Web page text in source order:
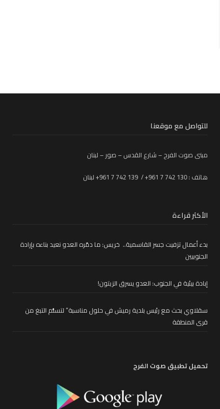
للتواصل مع موقعنا
مبنى صوت الفرح – شارع القدس – صور – لبنان
هاتف : 130 742 7 961+ / 139 742 7 961+ لبنان
الأكثر قراءة
بدء أعمال تزفيت جسر القاسمية.. خريس: ما دمّره العدو نعيد بناءه بإرادة
الجنوبيين
إبادة بيئية في الجنوب: العدو يسرق الزيتون!
سقلاوي بحث مع رئيس بلدية رميش في حلول مناسبة” لتسلُّم التبغ من
قرى المنطقة
تحميل تطبيق صوت الفرح